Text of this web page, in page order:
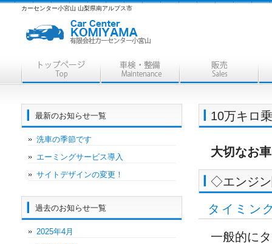
カーセンター小宮山 山梨県南アルプス市
10万キロ
大切なお
◇エンジ
タイミン
一般的に
最新のお知らせ一覧
洗車の季節です
エーミングサービス導入
サイトデザインの変更！
過去のお知らせ一覧
2025年4月